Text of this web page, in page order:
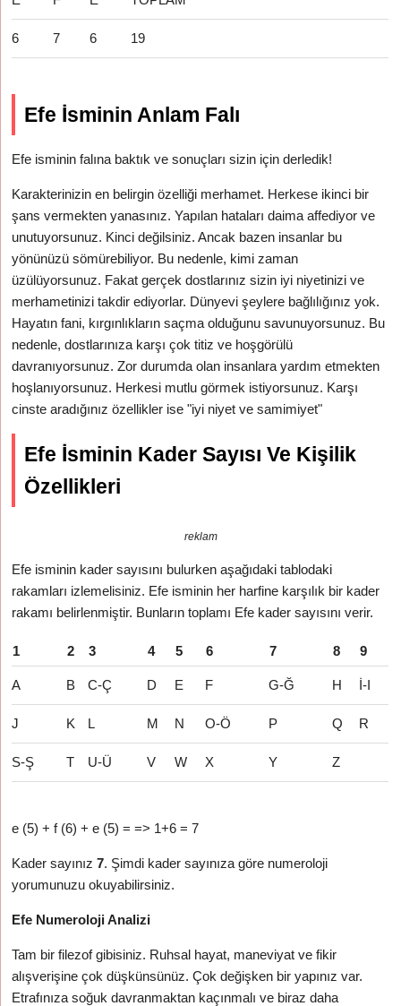
6 7 6 19
Efe İsminin Anlam Falı
Efe isminin falına baktık ve sonuçları sizin için derledik!
Karakterinizin en belirgin özelliği merhamet. Herkese ikinci bir
şans vermekten yanasınız. Yapılan hataları daima affediyor ve
unutuyorsunuz. Kinci değilsiniz. Ancak bazen insanlar bu
yönünüzü sömürebiliyor. Bu nedenle, kimi zaman
üzülüyorsunuz. Fakat gerçek dostlarınız sizin iyi niyetinizi ve
merhametinizi takdir ediyorlar. Dünyevi şeylere bağlılığınız yok.
Hayatın fani, kırgınlıkların saçma olduğunu savunuyorsunuz. Bu
nedenle, dostlarınıza karşı çok titiz ve hoşgörülü
davranıyorsunuz. Zor durumda olan insanlara yardım etmekten
hoşlanıyorsunuz. Herkesi mutlu görmek istiyorsunuz. Karşı
cinste aradığınız özellikler ise "iyi niyet ve samimiyet"
Efe İsminin Kader Sayısı Ve Kişilik
Özellikleri
reklam
Efe isminin kader sayısını bulurken aşağıdaki tablodaki
rakamları izlemelisiniz. Efe isminin her harfine karşılık bir kader
rakamı belirlenmiştir. Bunların toplamı Efe kader sayısını verir.
1 2 3 4 5 6 7 8 9
A B C-Ç D E F G-Ğ H İ-I
J K L M N O-Ö P Q R
S-Ş T U-Ü V W X Y Z
e (5) + f (6) + e (5) = => 1+6 = 7
Kader sayınız7. Şimdi kader sayınıza göre numeroloji
yorumunuzu okuyabilirsiniz.
Efe Numeroloji Analizi
Tam bir filezof gibisiniz. Ruhsal hayat, maneviyat ve fikir
alışverişine çok düşkünsünüz. Çok değişken bir yapınız var.
Etrafınıza soğuk davranmaktan kaçınmalı ve biraz daha